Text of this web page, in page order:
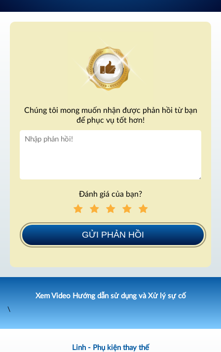
Chúng tôi mong muốn nhận được phản hồi từ bạn
để phục vụ tốt hơn!
Đánh giá của bạn?
GỬI PHẢN HỒI
Xem Video Hướng dẫn sử dụng và Xử lý sự cố
\
Linh - Phụ kiện thay thế